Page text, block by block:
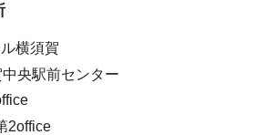
横須賀
央駅前センター
2office